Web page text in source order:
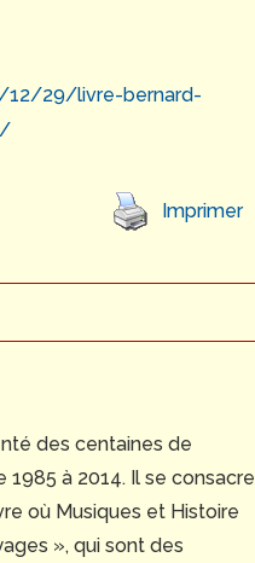
12/29/livre-bernard-
Imprimer
des centaines de
à 2014. Il se consacre
où Musiques et Histoire
», qui sont des